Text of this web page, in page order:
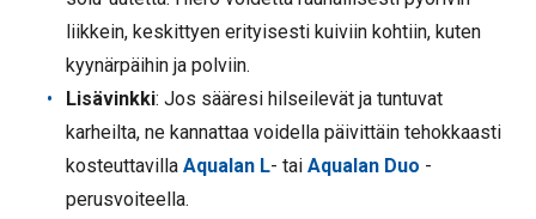
liikkein, keskittyen erityisesti kuiviin kohtiin, kuten
kyynärpäihin ja polviin.
Lisävinkki: Jos sääresi hilseilevät ja tuntuvat
karheilta, ne kannattaa voidella päivittäin tehokkaasti
kosteuttavilla Aqualan L- tai Aqualan Duo -
perusvoiteella.